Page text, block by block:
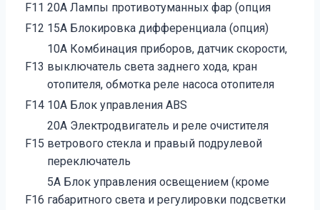
F11 20А Лампы противотуманных фар (опция
F12 15А Блокировка дифференциала (опция)
F13
10А Комбинация приборов, датчик скорости,
выключатель света заднего хода, кран
отопителя, обмотка реле насоса отопителя
F14 10А Блок управления ABS
F15
20А Электродвигатель и реле очистителя
ветрового стекла и правый подрулевой
переключатель
F16
5А Блок управления освещением (кроме
габаритного света и регулировки подсветки